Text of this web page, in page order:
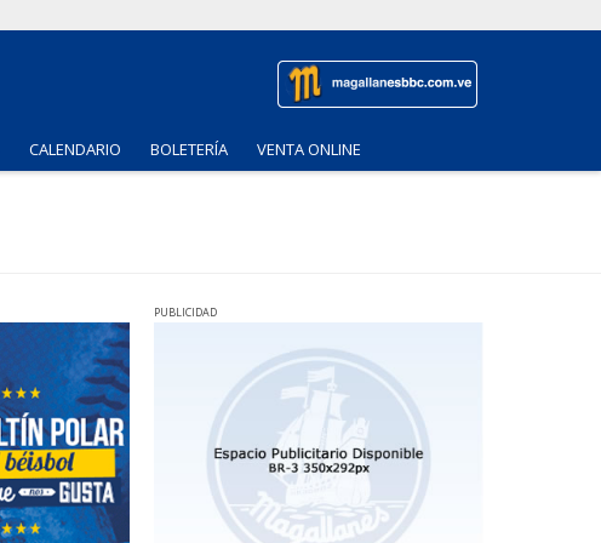
CALENDARIO BOLETERÍA VENTA ONLINE
PUBLICIDAD